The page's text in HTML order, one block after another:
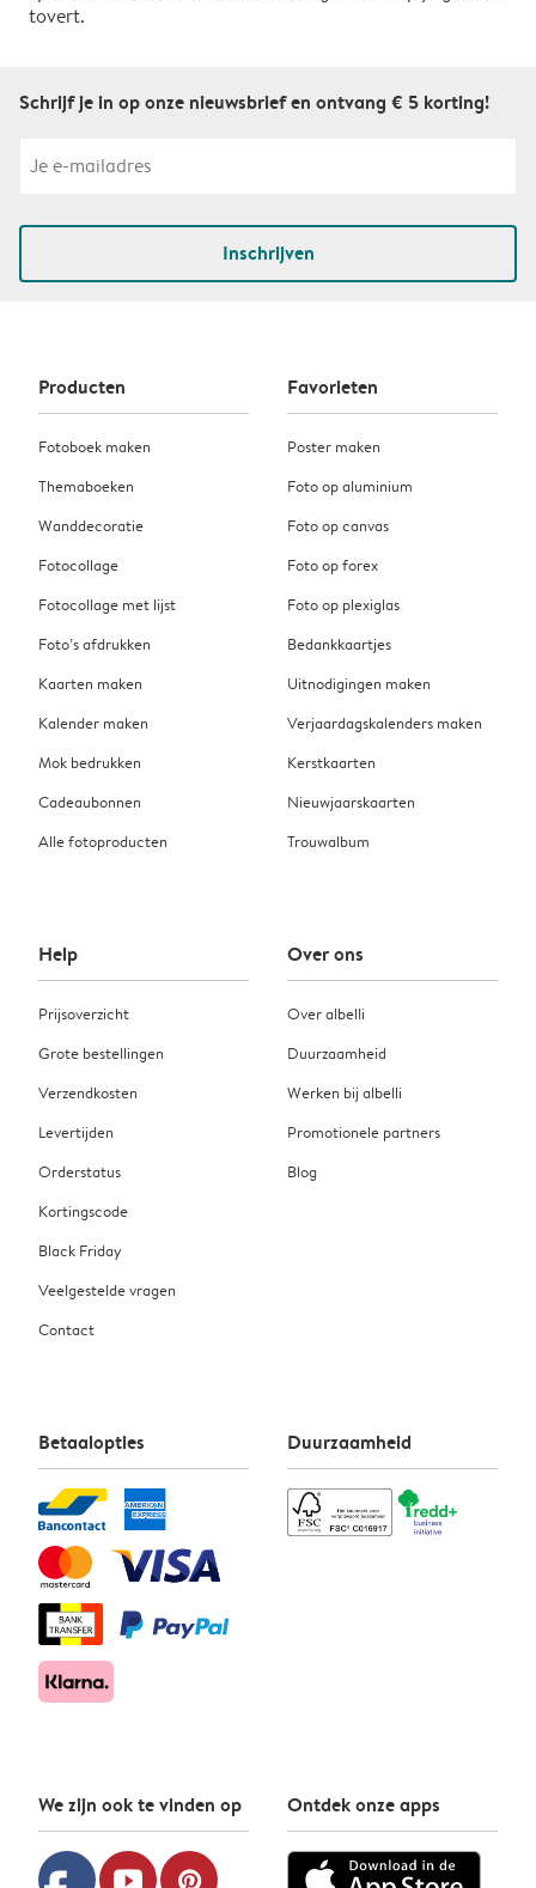
tovert.
Schrijf je in op onze nieuwsbrief en ontvang € 5 korting!
Inschrijven
Producten
Fotoboek maken
Themaboeken
Wanddecoratie
Fotocollage
Fotocollage met lijst
Foto’s afdrukken
Kaarten maken
Kalender maken
Mok bedrukken
Cadeaubonnen
Alle fotoproducten
Favorieten
Poster maken
Foto op aluminium
Foto op canvas
Foto op forex
Foto op plexiglas
Bedankkaartjes
Uitnodigingen maken
Verjaardagskalenders maken
Kerstkaarten
Nieuwjaarskaarten
Trouwalbum
Help
Prijsoverzicht
Grote bestellingen
Verzendkosten
Levertijden
Orderstatus
Kortingscode
Black Friday
Veelgestelde vragen
Contact
Over ons
Over albelli
Duurzaamheid
Werken bij albelli
Promotionele partners
Blog
Betaalopties Duurzaamheid
We zijn ook te vinden op
youtube pinterest
Ontdek onze apps